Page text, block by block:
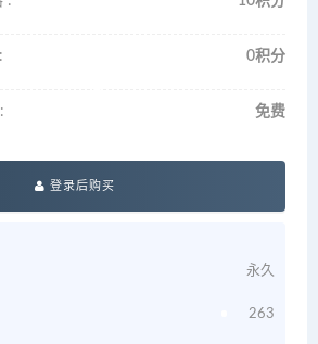
0积分
免费
登录后购买
永久
263